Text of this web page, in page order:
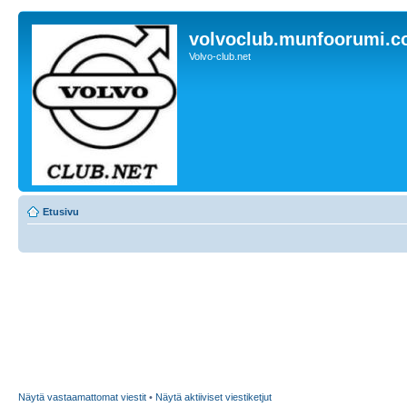
Volvo-club.net
Etusivu
Näytä vastaamattomat viestit • Näytä aktiiviset viestiketjut